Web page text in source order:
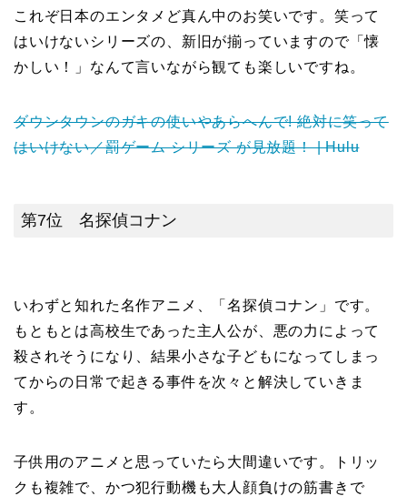
これぞ日本のエンタメど真ん中のお笑いです。笑って
はいけないシリーズの、新旧が揃っていますので「懐
かしい！」なんて言いながら観ても楽しいですね。
ダウンタウンのガキの使いやあらへんで! 絶対に笑って
はいけない／罰ゲーム シリーズ が見放題！ | Hulu
第7位 名探偵コナン
いわずと知れた名作アニメ、「名探偵コナン」です。
もともとは高校生であった主人公が、悪の力によって
殺されそうになり、結果小さな子どもになってしまっ
てからの日常で起きる事件を次々と解決していきま
す。
子供用のアニメと思っていたら大間違いです。トリッ
クも複雑で、かつ犯行動機も大人顔負けの筋書きで